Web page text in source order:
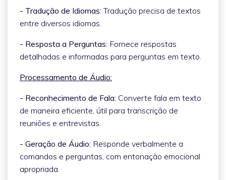
- Tradução de Idiomas:Tradução precisa de textos
entre diversos idiomas.
- Resposta a Perguntas: Fornece respostas
detalhadas e informadas para perguntas em texto.
Processamento de Áudio:
- Reconhecimento de Fala: Converte fala em texto
de maneira eficiente, útil para transcrição de
reuniões e entrevistas.
- Geração de Áudio: Responde verbalmente a
comandos e perguntas, com entonação emocional
apropriada.